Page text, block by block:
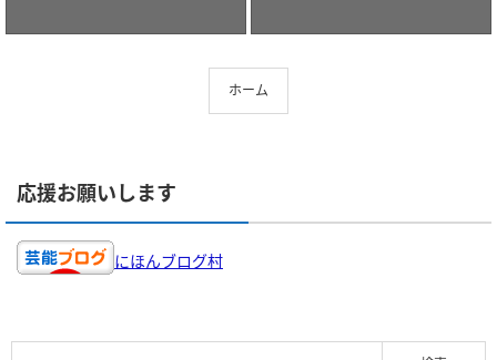
ホーム
応援お願いします
にほんブログ村